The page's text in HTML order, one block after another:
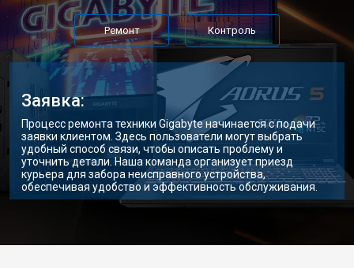
Ремонт Контроль
Заявка:
Процесс ремонта техники Gigabyte начинается с подачи
заявки клиентом. Здесь пользователи могут выбрать
удобный способ связи, чтобы описать проблему и
уточнить детали. Наша команда организует приезд
курьера для забора неисправного устройства,
обеспечивая удобство и эффективность обслуживания.